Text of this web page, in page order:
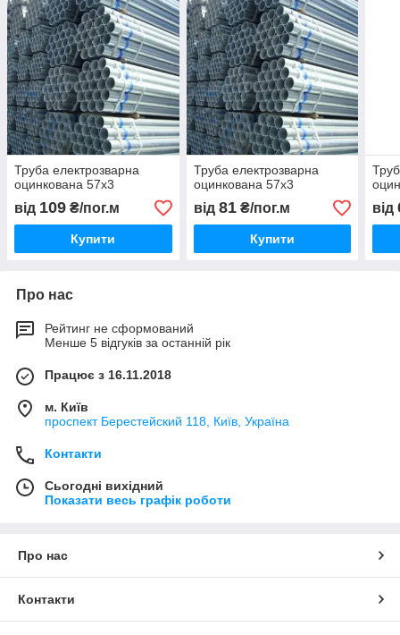
Труба електрозварна
оцинкована 57х3
від 109 ₴/пог.м
Купити
Труба електрозварна
оцинкована 57х3
від 81₴/пог.м
Купити
від
Про нас
Рейтинг не сформований
Менше 5 відгуків за останній рік
Працює з 16.11.2018
м. Київ
проспект Берестейский 118, Київ, Україна
Контакти
Сьогодні вихідний
Показати весь графік роботи
Про нас
Контакти